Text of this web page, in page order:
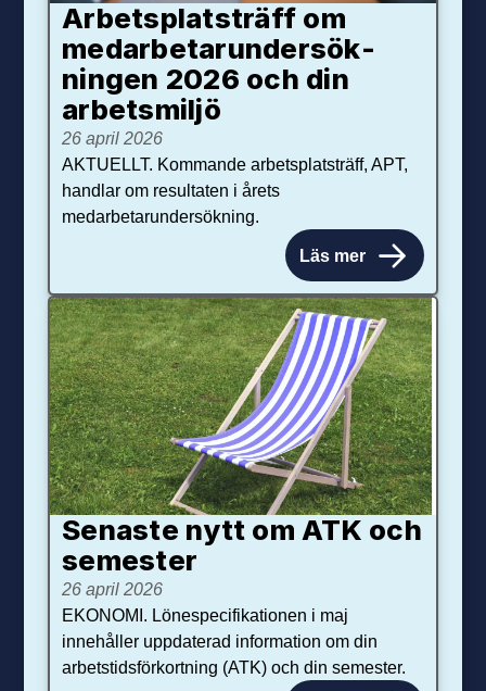
Arbetsplats­träff om
med­arbetar­under­sök­
ningen 2026 och din
arbets­miljö
26 april 2026
AKTUELLT. Kommande arbetsplatsträff, APT,
handlar om resultaten i årets
medarbetarundersökning.
Läs mer
Senaste nytt om ATK och
se­mester
26 april 2026
EKONOMI. Lönespecifikationen i maj
innehåller uppdaterad information om din
arbetstidsförkortning (ATK) och din semester.